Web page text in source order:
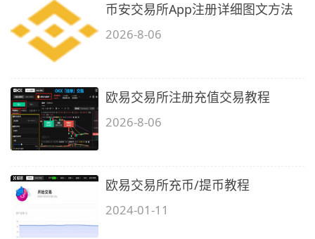
币安交易所App注册详细图文方法
2026-8-06
欧易交易所注册充值交易教程
2026-8-06
欧易交易所充币/提币教程
2024-01-11